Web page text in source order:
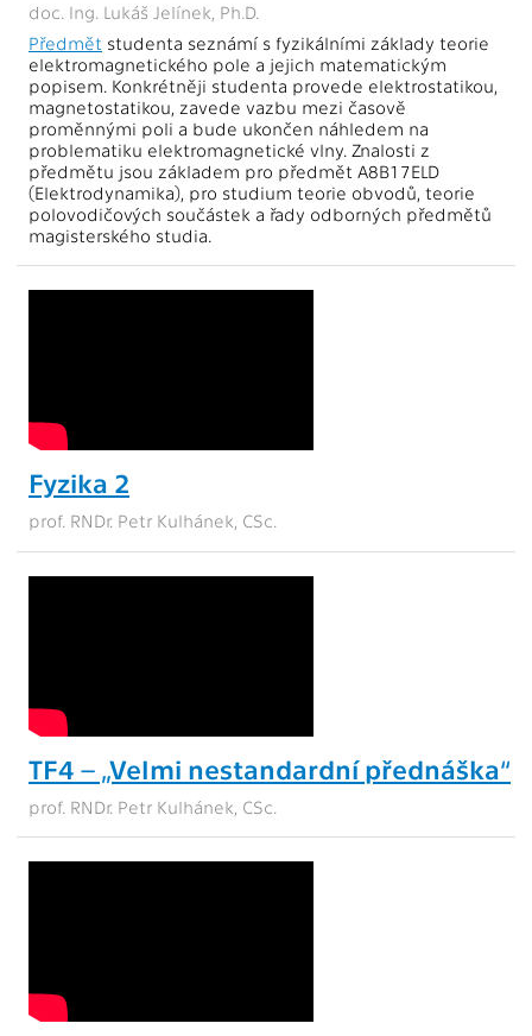
doc. Ing. Lukáš Jelínek, Ph.D.
Předmět studenta seznámí s fyzikálními základy teorie
elektromagnetického pole a jejich matematickým
popisem. Konkrétněji studenta provede elektrostatikou,
magnetostatikou, zavede vazbu mezi časově
proměnnými poli a bude ukončen náhledem na
problematiku elektromagnetické vlny. Znalosti z
předmětu jsou základem pro předmět A8B17ELD
(Elektrodynamika), pro studium teorie obvodů, teorie
polovodičových součástek a řady odborných předmětů
magisterského studia.
Fyzika 2
prof. RNDr. Petr Kulhánek, CSc.
TF4 – „Velmi nestandardní přednáška“
prof. RNDr. Petr Kulhánek, CSc.